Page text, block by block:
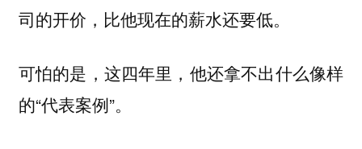
司的开价，比他现在的薪水还要低。
可怕的是，这四年里，他还拿不出什么像样
的“代表案例”。